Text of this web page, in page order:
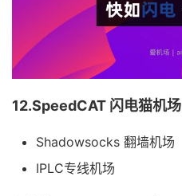
12.SpeedCAT 闪电猫机场
Shadowsocks 翻墙机场
IPLC专线机场